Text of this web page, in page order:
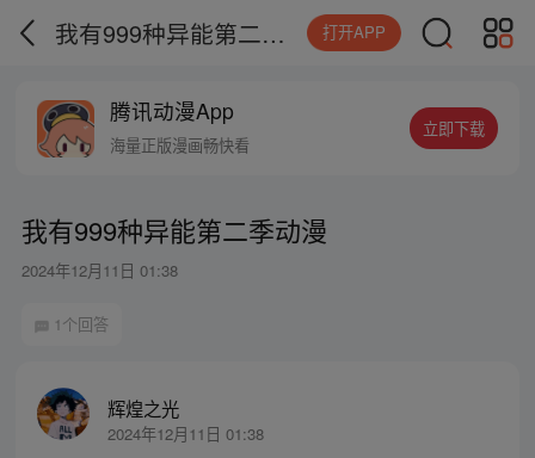
我有999种异能第二季动漫 打开APP
腾讯动漫App
海量正版漫画畅快看
立即下载
我有999种异能第二季动漫
2024年12月11日 01:38
1个回答
辉煌之光
2024年12月11日 01:38